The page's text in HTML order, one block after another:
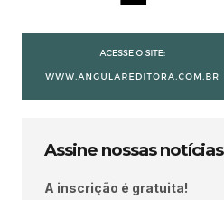
Assine nossas notícias
A inscrição é gratuita!